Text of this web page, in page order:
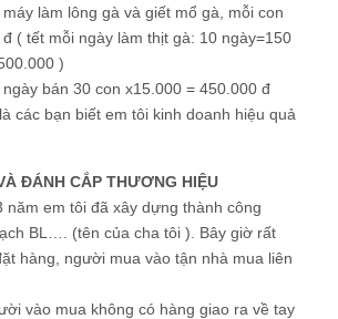
làm lông gà và giết mổ gà, mỗi con
( tết mỗi ngày làm thịt gà: 10 ngày=150
)
bán 30 con x15.000 = 450.000 đ
các bạn biết em tôi kinh doanh hiệu quả
ĐÁNH CẮP THƯƠNG HIỆU
năm em tôi đã xây dựng thành công
BL…. (tên của cha tôi ). Bây giờ rất
hàng, người mua vào tận nhà mua liên
vào mua không có hàng giao ra về tay